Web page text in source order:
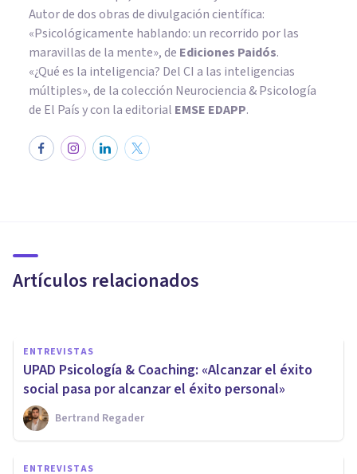
Autor de dos obras de divulgación científica:
«Psicológicamente hablando: un recorrido por las
maravillas de la mente», de Ediciones Paidós.
«¿Qué es la inteligencia? Del CI a las inteligencias
múltiples», de la colección Neurociencia & Psicología
de El País y con la editorial EMSE EDAPP.
Artículos relacionados
Camacho
ENTREVISTAS
UPAD Psicología & Coaching: «Alcanzar el éxito
social pasa por alcanzar el éxito personal»
Bertrand Regader
ENTREVISTAS